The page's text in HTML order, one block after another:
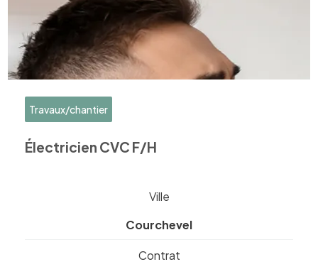
Travaux/chantier
Électricien CVC F/H
Ville
Courchevel
Contrat